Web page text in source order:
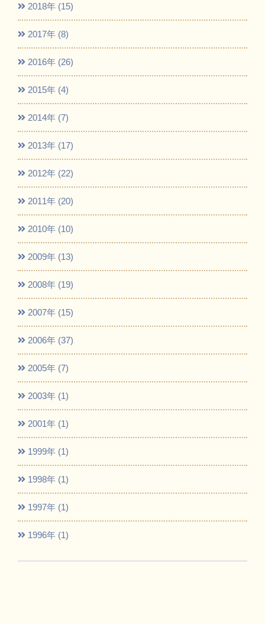
2018年 (15)
2017年 (8)
2016年 (26)
2015年 (4)
2014年 (7)
2013年 (17)
2012年 (22)
2011年 (20)
2010年 (10)
2009年 (13)
2008年 (19)
2007年 (15)
2006年 (37)
2005年 (7)
2003年 (1)
2001年 (1)
1999年 (1)
1998年 (1)
1997年 (1)
1996年 (1)